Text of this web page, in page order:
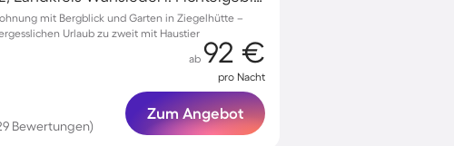
mit Bergblick und Garten in Ziegelhütte –
Urlaub zu zweit mit Haustier
Bewertungen)
ab 92 €
pro Nacht
Zum Angebot